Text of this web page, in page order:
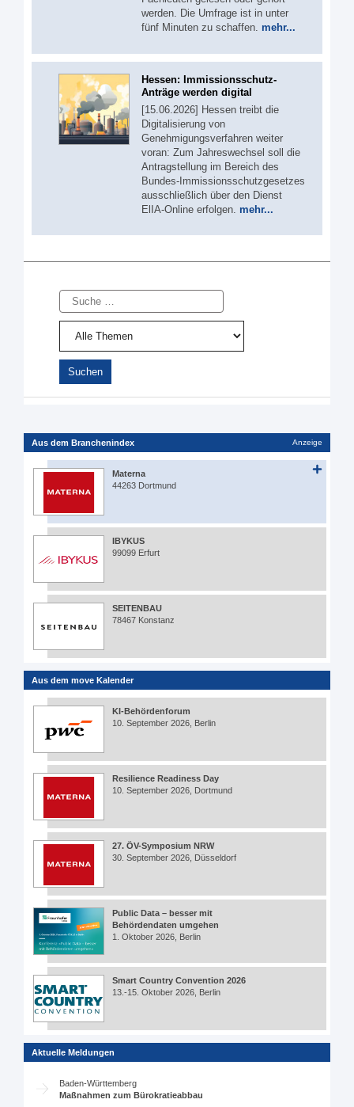
werden. Die Umfrage ist in unter
fünf Minuten zu schaffen. mehr...
Hessen: Immissionsschutz-
Anträge werden digital
[15.06.2026] Hessen treibt die
Digitalisierung von
Genehmigungsverfahren weiter
voran: Zum Jahreswechsel soll die
Antragstellung im Bereich des
Bundes-Immissionsschutzgesetzes
ausschließlich über den Dienst
ElIA-Online erfolgen. mehr...
Suche
Aus dem Branchenindex Anzeige
Materna
44263 Dortmund
IBYKUS
99099 Erfurt
SEITENBAU
78467 Konstanz
Aus dem move Kalender
KI-Behördenforum
10. September 2026, Berlin
Resilience Readiness Day
10. September 2026, Dortmund
27. ÖV-Symposium NRW
30. September 2026, Düsseldorf
Public Data – besser mit
Behördendaten umgehen
1. Oktober 2026, Berlin
Smart Country Convention 2026
13.-15. Oktober 2026, Berlin
Aktuelle Meldungen
Baden-Württemberg
Maßnahmen zum Bürokratieabbau